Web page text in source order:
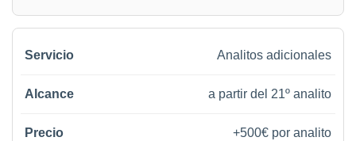
Analitos adicionales
a partir del 21º analito
+500€ por analito